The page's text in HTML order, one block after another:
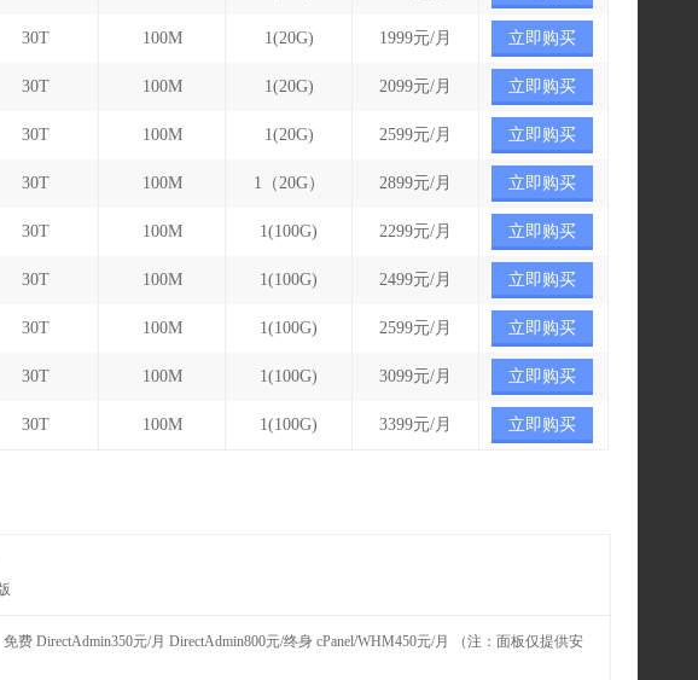
30T 100M 1(20G) 1999元/月 立即购买
30T 100M 1(20G) 2099元/月 立即购买
30T 100M 1(20G) 2599元/月 立即购买
30T 100M 1（20G） 2899元/月 立即购买
30T 100M 1(100G) 2299元/月 立即购买
30T 100M 1(100G) 2499元/月 立即购买
30T 100M 1(100G) 2599元/月 立即购买
30T 100M 1(100G) 3099元/月 立即购买
30T 100M 1(100G) 3399元/月 立即购买
费 DirectAdmin350元/月 DirectAdmin800元/终身 cPanel/WHM450元/月 （注：面板仅提供安